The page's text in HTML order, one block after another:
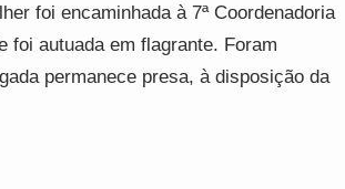
foi encaminhada à 7ª Coordenadoria
foi autuada em flagrante. Foram
permanece presa, à disposição da